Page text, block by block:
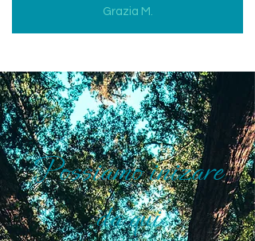
Grazia M.
Possiamo inizare
da qui